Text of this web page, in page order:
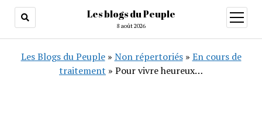
Les blogs du Peuple
8 août 2026
ouvrir
menu
Les Blogs du Peuple» Non répertoriés» En cours de
traitement » Pour vivre heureux…